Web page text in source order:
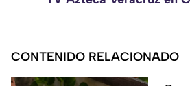
CONTENIDO RELACIONADO